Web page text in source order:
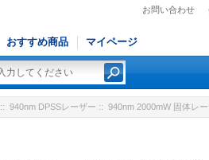
お問い合わせ
おすすめ商品 マイページ
::940nm DPSSレーザー :: 940nm 2000mW 固体レ